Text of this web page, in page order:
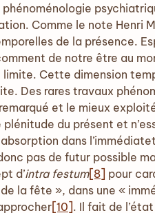
Comme le note Henri
de la présence.
de notre être au
Cette dimension
Des rares travaux
et le mieux
du présent et
dans
pas de futur possible
d’intra festum[8] pour
la fête », dans une «
[10]. Il fait de